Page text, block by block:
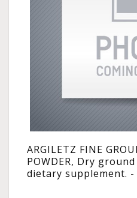
ARGILETZ FINE
POWDER, Dry
dietary supplement.